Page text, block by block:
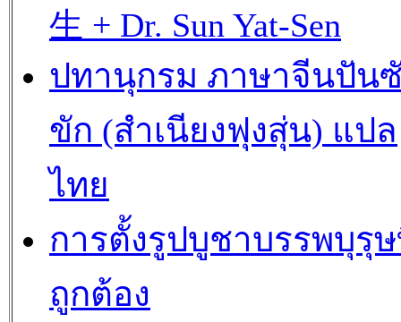
生 + Dr. Sun Yat-Sen
ปทานุกรม ภาษาจีนปัน
ขัก (สำเนียงฟุงสุ่น) แปล
ไทย
การตั้งรูปบูชาบรรพบุรุ
ถูกต้อง